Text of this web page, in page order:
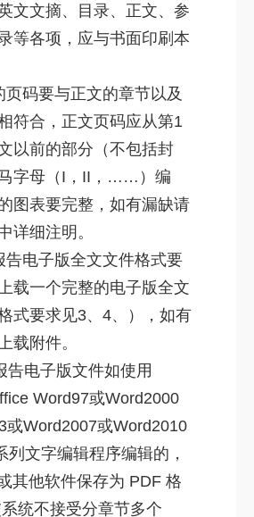
文文摘、目录、正文、参
等各项，应与书面印刷本
码要与正文的章节以及
符合，正文页码应从第1
以前的部分（不包括封
字母（I，II，……）编
图表要完整，如有漏缺请
详细注明。
电子版全文文件格式要
载一个完整的电子版全文
式要求见3、4、），如有
载附件。
告电子版文件如使用
Word97或Word2000
或Word2007或Word2010
列文字编辑程序编辑的，
其他软件保存为 PDF 格
统不接受分章节多个